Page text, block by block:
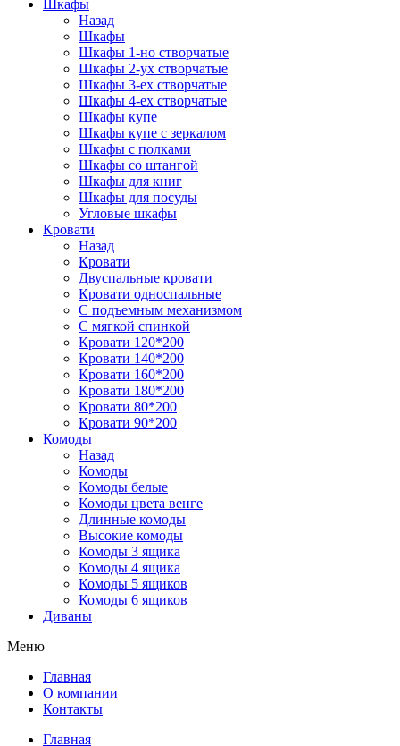
Шкафы
Назад
Шкафы
Шкафы 1-но створчатые
Шкафы 2-ух створчатые
Шкафы 3-ех створчатые
Шкафы 4-ех створчатые
Шкафы купе
Шкафы купе с зеркалом
Шкафы с полками
Шкафы со штангой
Шкафы для книг
Шкафы для посуды
Угловые шкафы
Кровати
Назад
Кровати
Двуспальные кровати
Кровати односпальные
С подъемным механизмом
С мягкой спинкой
Кровати 120*200
Кровати 140*200
Кровати 160*200
Кровати 180*200
Кровати 80*200
Кровати 90*200
Комоды
Назад
Комоды
Комоды белые
Комоды цвета венге
Длинные комоды
Высокие комоды
Комоды 3 ящика
Комоды 4 ящика
Комоды 5 ящиков
Комоды 6 ящиков
Диваны
Меню
Главная
О компании
Контакты
Главная